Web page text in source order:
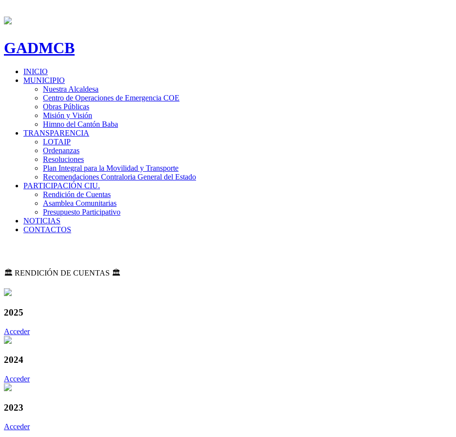
GADMCB
INICIO
MUNICIPIO
Nuestra Alcaldesa
Centro de Operaciones de Emergencia COE
Obras Públicas
Misión y Visión
Himno del Cantón Baba
TRANSPARENCIA
LOTAIP
Ordenanzas
Resoluciones
Plan Integral para la Movilidad y Transporte
Recomendaciones Contraloria General del Estado
PARTICIPACIÓN CIU.
Rendición de Cuentas
Asamblea Comunitarias
Presupuesto Participativo
NOTICIAS
CONTACTOS
🏛️ RENDICIÓN DE CUENTAS 🏛️
2025
Acceder
2024
Acceder
2023
Acceder